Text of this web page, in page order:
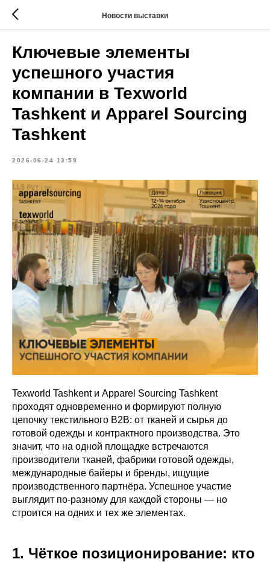
Новости выставки
Ключевые элементы
успешного участия
компании в Texworld
Tashkent и Apparel Sourcing
Tashkent
2026-06-24 13:59
Texworld Tashkent и Apparel Sourcing Tashkent
проходят одновременно и формируют полную
цепочку текстильного B2B: от тканей и сырья до
готовой одежды и контрактного производства. Это
значит, что на одной площадке встречаются
производители тканей, фабрики готовой одежды,
международные байеры и бренды, ищущие
производственного партнёра. Успешное участие
выглядит по-разному для каждой стороны — но
строится на одних и тех же элементах.
1. Чёткое позиционирование: кто